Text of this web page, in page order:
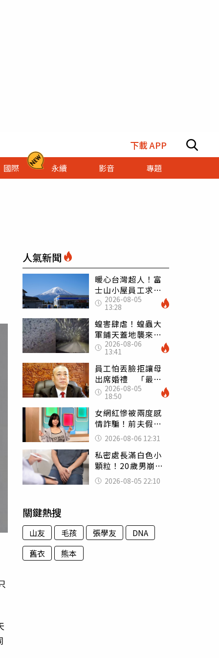
下載 APP
國際 永續 影音 專題
人氣新聞
暖心台灣超人！富
士山小屋員工求助
「想活下去」 山
友狂背物資上山：
台灣真的是寶島
2026-08-05
13:28
蝗害肆虐！蝗蟲大
軍鋪天蓋地襲來宛
如末日 網驚：聖
經十災
2026-08-06
13:41
員工怕丟臉拒讓母
出席婚禮 「最愛
發錢老闆」震怒開
除：我看不起你
2026-08-05
18:50
女網紅慘被兩度感
情詐騙！前夫假割
頸詐光200萬再遇假
富商「養套殺2000
萬」
2026-08-06 12:31
私密處長滿白色小
顆粒！20歲男崩潰
求診 醫曝5大真相
別再誤會
2026-08-05 22:10
關鍵熱搜
山友 毛孩 張學友
DNA
舊衣
熊本